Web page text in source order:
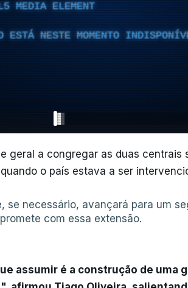
MEDIA ELEMENT
ESTÁ NESTE MOMENTO
geral a congregar as duas centrais
o país estava a ser
se necessário, avançará para um
com essa extensão.
assumir é a construção de uma